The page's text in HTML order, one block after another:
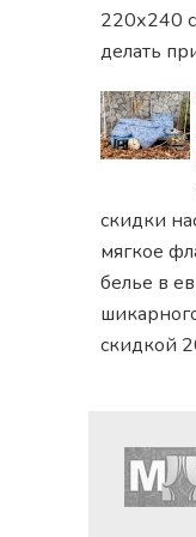
220х240
делать
скидки
мягкое
белье в
скидкой